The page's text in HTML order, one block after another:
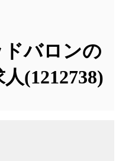
バロンの
(1212738)